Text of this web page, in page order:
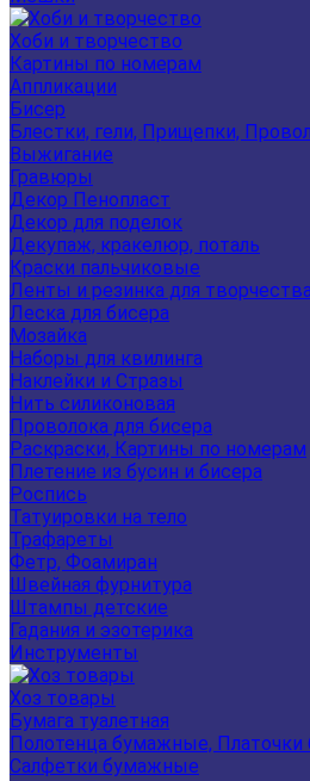
Хоби и творчество
Картины по номерам
Аппликации
Бисер
Блестки, гели, Прищепки,
Выжигание
Гравюры
Декор Пенопласт
Декор для поделок
Декупаж, кракелюр, поталь
Краски пальчиковые
Ленты и резинка для
Леска для бисера
Мозайка
Наборы для квилинга
Наклейки и Стразы
Нить силиконовая
Проволока для бисера
Раскраски, Картины по номерам
Плетение из бусин и бисера
Роспись
Татуировки на тело
Трафареты
Фетр, Фоамиран
Швейная фурнитура
Штампы детские
Гадания и эзотерика
Инструменты
Хоз товары
Бумага туалетная
Полотенца бумажные,
Салфетки бумажные